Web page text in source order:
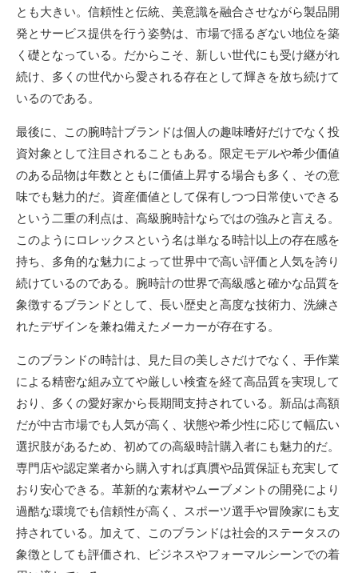
とも大きい。信頼性と伝統、美意識を融合させながら製品開
発とサービス提供を行う姿勢は、市場で揺るぎない地位を築
く礎となっている。だからこそ、新しい世代にも受け継がれ
続け、多くの世代から愛される存在として輝きを放ち続けて
いるのである。
最後に、この腕時計ブランドは個人の趣味嗜好だけでなく投
資対象として注目されることもある。限定モデルや希少価値
のある品物は年数とともに価値上昇する場合も多く、その意
味でも魅力的だ。資産価値として保有しつつ日常使いできる
という二重の利点は、高級腕時計ならではの強みと言える。
このようにロレックスという名は単なる時計以上の存在感を
持ち、多角的な魅力によって世界中で高い評価と人気を誇り
続けているのである。腕時計の世界で高級感と確かな品質を
象徴するブランドとして、長い歴史と高度な技術力、洗練さ
れたデザインを兼ね備えたメーカーが存在する。
このブランドの時計は、見た目の美しさだけでなく、手作業
による精密な組み立てや厳しい検査を経て高品質を実現して
おり、多くの愛好家から長期間支持されている。新品は高額
だが中古市場でも人気が高く、状態や希少性に応じて幅広い
選択肢があるため、初めての高級時計購入者にも魅力的だ。
専門店や認定業者から購入すれば真贋や品質保証も充実して
おり安心できる。革新的な素材やムーブメントの開発により
過酷な環境でも信頼性が高く、スポーツ選手や冒険家にも支
持されている。加えて、このブランドは社会的ステータスの
象徴としても評価され、ビジネスやフォーマルシーンでの着